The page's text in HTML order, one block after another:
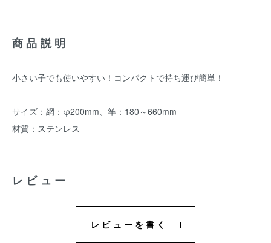
商品説明
小さい子でも使いやすい！コンパクトで持ち運び簡単！
サイズ：網：φ200mm、竿：180～660mm
材質：ステンレス
レビュー
レビューを書く